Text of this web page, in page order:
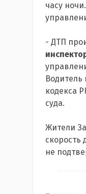
часу
- ДТП
Водитель
кодекса
суда.
Жители
скорость
не